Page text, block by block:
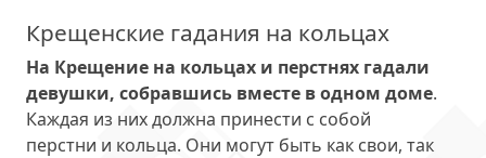
Крещенские гадания на кольцах
На Крещение на кольцах и перстнях гадали
девушки, собравшись вместе в одном доме.
Каждая из них должна принести с собой
перстни и кольца. Они могут быть как свои, так